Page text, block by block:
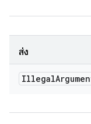
ส่ง
Illegal